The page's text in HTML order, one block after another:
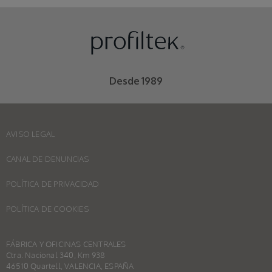
Desde 1989
AVISO LEGAL
CANAL DE DENUNCIAS
POLÍTICA DE PRIVACIDAD
POLÍTICA DE COOKIES
FÁBRICA Y OFICINAS CENTRALES
Ctra. Nacional 340, Km 938
46510 Quartell, VALENCIA, ESPAÑA